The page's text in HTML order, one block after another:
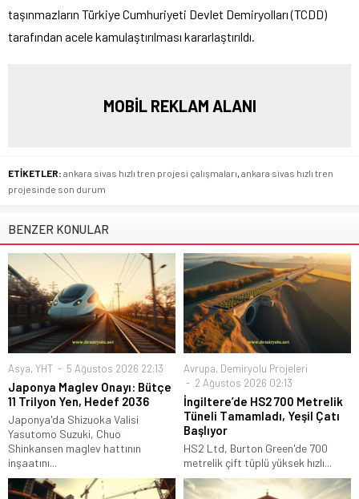
taşınmazların Türkiye Cumhuriyeti Devlet Demiryolları (TCDD)
tarafından acele kamulaştırılması kararlaştırıldı.
MOBİL REKLAM ALANI
ETİKETLER: ankara sivas hızlı tren projesi çalışmaları ankara sivas hızlı tren
projesinde son durum
BENZER KONULAR
Asya, YHT 5 Ağustos 2026 22:13
Japonya Maglev Onayı: Bütçe
11 Trilyon Yen, Hedef 2036
Japonya'da Shizuoka Valisi
Yasutomo Suzuki, Chuo
Shinkansen maglev hattının
inşaatını...
Avrupa, Demiryolu Projeleri
2 Ağustos 2026 02:13
İngiltere’de HS2 700 Metrelik
Tüneli Tamamladı, Yeşil Çatı
Başlıyor
HS2 Ltd, Burton Green'de 700
metrelik çift tüplü yüksek hızlı...